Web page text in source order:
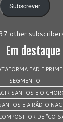
Subscrever
other
Em destaque
EAD E
SEGMENTO
SANTOS E O
E A RÁDIO
DE